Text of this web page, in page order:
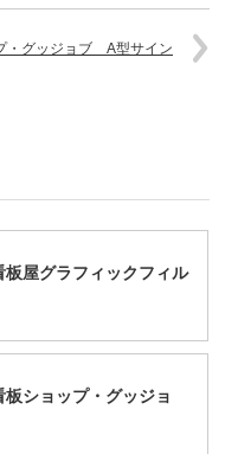
・グッジョブ A型サイン
板屋グラフィックフィル
ショップ・グッジョ